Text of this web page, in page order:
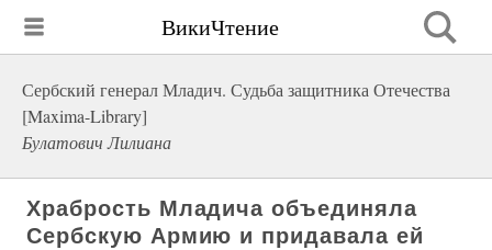
ВикиЧтение
Сербский генерал Младич. Судьба защитника Отечества
[Maxima-Library]
Булатович Лилиана
Храбрость Младича объединяла
Сербскую Армию и придавала ей